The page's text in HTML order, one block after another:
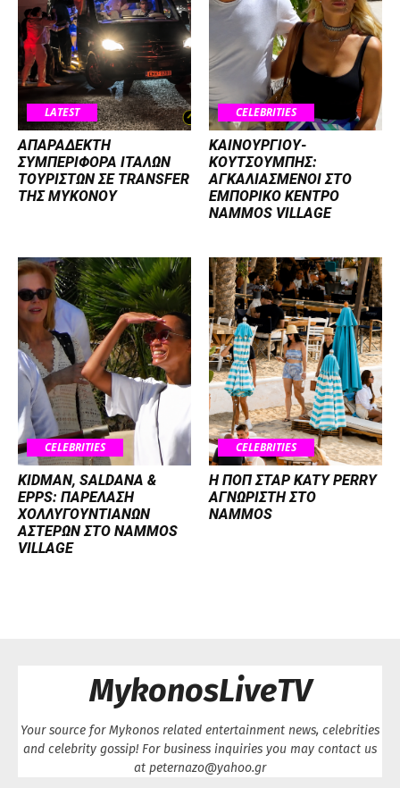
LATEST
ΑΠΑΡΑΔΕΚΤΗ
ΣΥΜΠΕΡΙΦΟΡΑ ΙΤΑΛΩΝ
ΤΟΥΡΙΣΤΩΝ ΣΕ TRANSFER
ΤΗΣ ΜΥΚΟΝΟΥ
CELEBRITIES
ΚΑΙΝΟΥΡΓΙΟΥ-
ΚΟΥΤΣΟΥΜΠΗΣ:
ΑΓΚΑΛΙΑΣΜΕΝΟΙ ΣΤΟ
ΕΜΠΟΡΙΚΟ ΚΕΝΤΡΟ
NAMMOS VILLAGE
CELEBRITIES
KIDMAN, SALDANA &
EPPS: ΠΑΡΕΛΑΣΗ
ΧΟΛΛΥΓΟΥΝΤΙΑΝΩΝ
ΑΣΤΕΡΩΝ ΣΤΟ NAMMOS
VILLAGE
CELEBRITIES
H ΠΟΠ ΣΤΑΡ KATY PERRY
ΑΓΝΩΡΙΣΤΗ ΣΤΟ
NAMMOS
MykonosLiveTV
Your source for Mykonos related entertainment news, celebrities
and celebrity gossip! For business inquiries you may contact us
at peternazo@yahoo.gr